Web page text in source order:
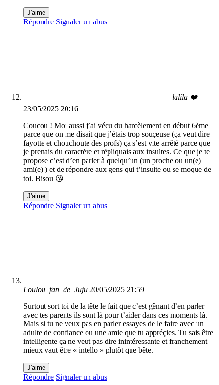
J'aime
Répondre Signaler un abus
lalila ❤️
23/05/2025 20:16
Coucou ! Moi aussi j’ai vécu du harcèlement en début 6ème
parce que on me disait que j’étais trop souçeuse (ça veut dire
fayotte et chouchoute des profs) ça s’est vite arrêté parce que
je prenais du caractère et répliquais aux insultes. Ce que je te
propose c’est d’en parler à quelqu’un (un proche ou un(e)
ami(e) ) et de répondre aux gens qui t’insulte ou se moque de
toi. Bisou 😘
J'aime
Répondre Signaler un abus
Loulou_fan_de_Juju 20/05/2025 21:59
Surtout sort toi de la tête le fait que c’est gênant d’en parler
avec tes parents ils sont là pour t’aider dans ces moments là.
Mais si tu ne veux pas en parler essayes de le faire avec un
adulte de confiance ou une amie que tu appréçies. Tu sais être
intelligente ça ne veut pas dire inintéressante et franchement
mieux vaut être « intello » plutôt que bête.
J'aime
Répondre Signaler un abus